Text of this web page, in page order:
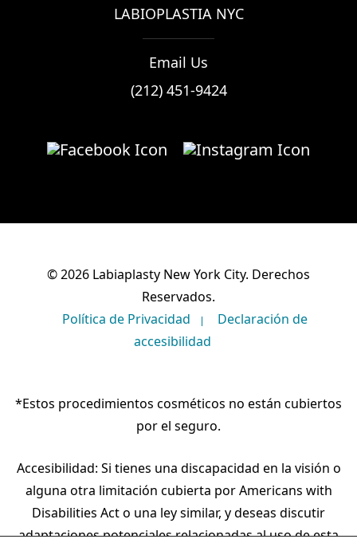
LABIOPLASTIA NYC
Email Us
(212) 451-9424
© 2026 Labiaplasty New York City. Derechos
Reservados.
Política de Privacidad
Declaración de
accesibilidad
*Estos procedimientos cosméticos no están cubiertos
por el seguro.
Accesibilidad: Si tienes una discapacidad en la visión o
alguna otra limitación cubierta por Americans with
Disabilities Act o una ley similar, y deseas discutir
adaptaciones potenciales relacionadas al uso de esta